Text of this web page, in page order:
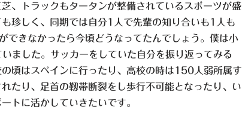
、トラックもタータンが整備されているスポーツが盛
珍しく、同期では自分1人で先輩の知り合いも1人も
できなかったら今頃どうなってたんでしょう。僕は小
ました。サッカーをしていた自分を振り返ってみる
頃はスペインに行ったり、高校の時は150人弱所属す
たり、足首の靱帯断裂をし歩行不可能となったり、い
トに活かしていきたいです。